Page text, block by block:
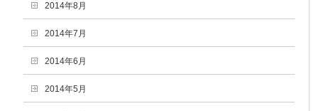
2014年8月
2014年7月
2014年6月
2014年5月